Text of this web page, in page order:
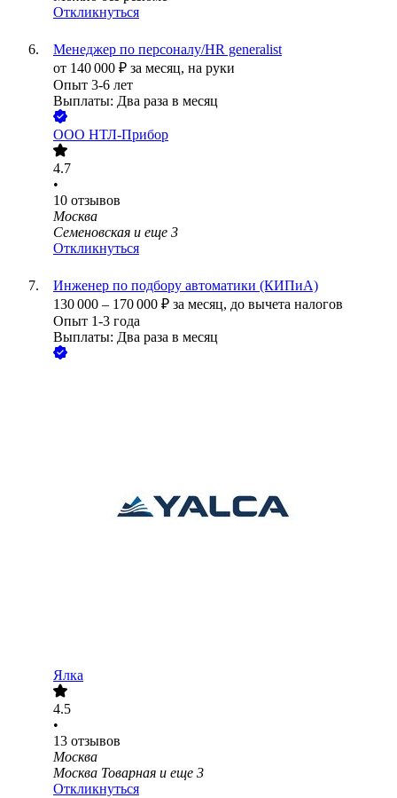
Откликнуться
Менеджер по персоналу/HR generalist
от 140 000 ₽ за месяц, на руки
Опыт 3-6 лет
Выплаты: Два раза в месяц
ООО НТЛ-Прибор
4.7
•
10 отзывов
Москва
Семеновская и еще 3
Откликнуться
Инженер по подбору автоматики (КИПиА)
130 000 – 170 000 ₽ за месяц, до вычета налогов
Опыт 1-3 года
Выплаты: Два раза в месяц
Ялка
4.5
•
13 отзывов
Москва
Москва Товарная и еще 3
Откликнуться